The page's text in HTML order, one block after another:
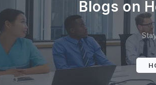
Blogs on